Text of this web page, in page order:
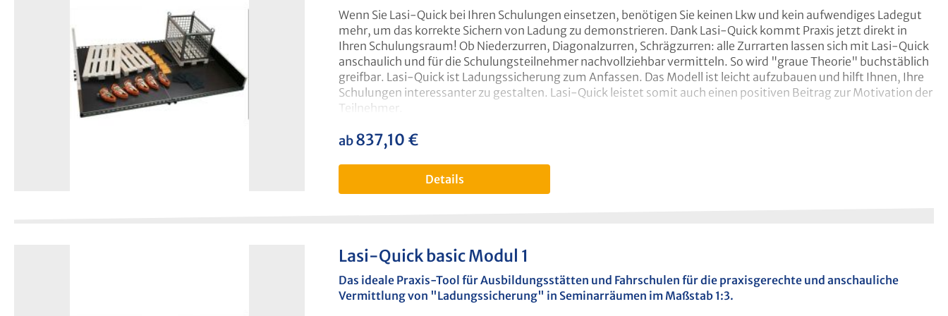
Größe des Trolleys: L = 76,8 cm x H = 49 cm x B = 47,6 cm. Auf dem Trolley sind 2 Schnellspanngurte
angebracht, mit denen die Rollensicherung für den Transport befestigt wird (s. Abb. 1). Gesamtgewicht ca. 16
kg.
Wenn Sie Lasi-Quick bei Ihren Schulungen einsetzen, benötigen Sie keinen Lkw und kein aufwendiges Ladegut
mehr, um das korrekte Sichern von Ladung zu demonstrieren. Dank Lasi-Quick kommt Praxis jetzt direkt in
Ihren Schulungsraum! Ob Niederzurren, Diagonalzurren, Schrägzurren: alle Zurrarten lassen sich mit Lasi-Quick
anschaulich und für die Schulungsteilnehmer nachvollziehbar vermitteln. So wird "graue Theorie" buchstäblich
greifbar. Lasi-Quick ist Ladungssicherung zum Anfassen. Das Modell ist leicht aufzubauen und hilft Ihnen, Ihre
Schulungen interessanter zu gestalten. Lasi-Quick leistet somit auch einen positiven Beitrag zur Motivation der
Teilnehmer.
Das Grundsortiment
1 Ladefläche 120 x 86 cm (4-teilig, zerlegbar) mit Lochleisten
1 Gitterbox (zerlegbar) mit Palette
2 Paletten
Befestigungsmaterial
Aufbaubeispiel Lasi-Quick basic
regulärer preis:
ab837,10 €
Details
Lasi-Quick basic Modul 1
Das ideale Praxis-Tool für Ausbildungsstätten und Fahrschulen für die praxisgerechte und anschauliche
Vermittlung von "Ladungssicherung" in Seminarräumen im Maßstab 1:3.